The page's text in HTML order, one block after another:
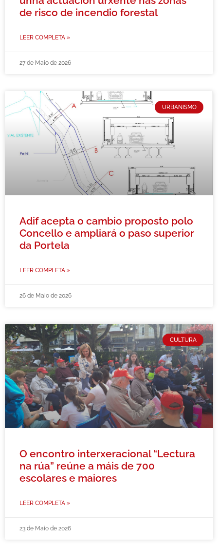
de risco de incendio forestal
LEER COMPLETA »
27 de Maio de 2026
URBANISMO
Adif acepta o cambio proposto polo
Concello e ampliará o paso superior
da Portela
LEER COMPLETA »
26 de Maio de 2026
CULTURA
O encontro interxeracional “Lectura
na rúa” reúne a máis de 700
escolares e maiores
LEER COMPLETA »
23 de Maio de 2026